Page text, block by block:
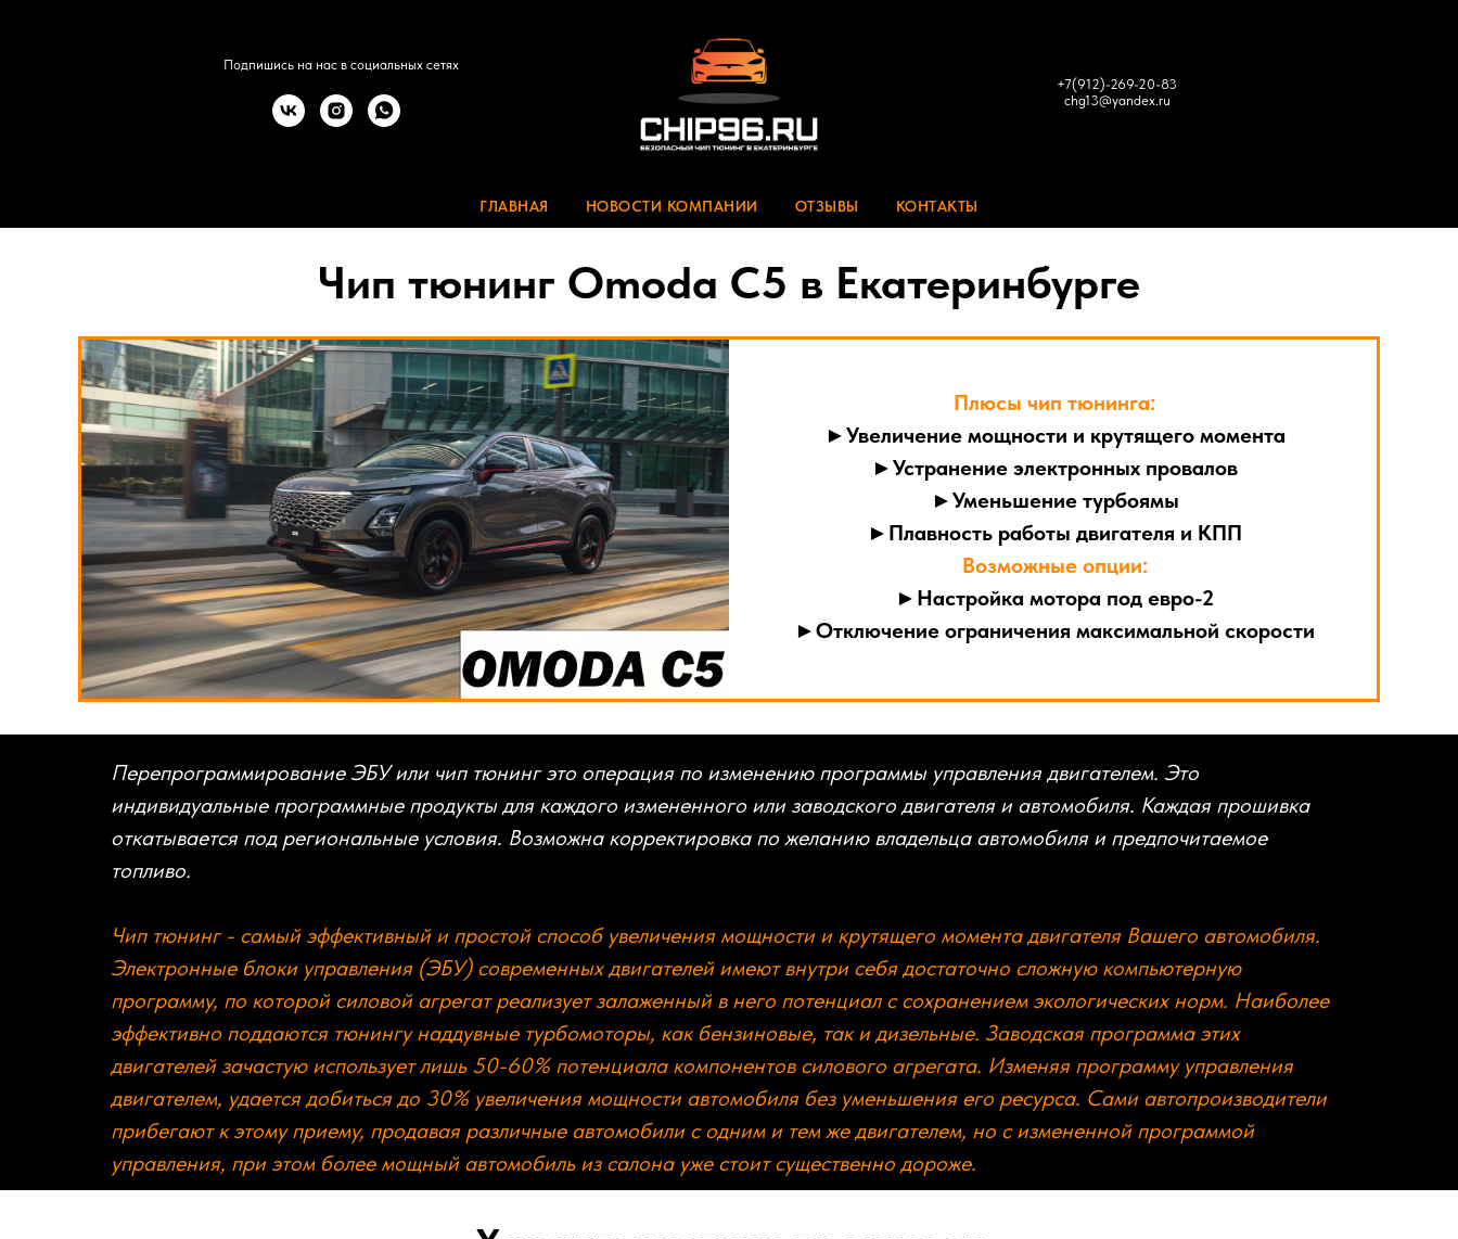
Подпишись на нас в социальных сетях
+7(912)-269-20-83
chg13@yandex.ru
ГЛАВНАЯ НОВОСТИ КОМПАНИИ ОТЗЫВЫ КОНТАКТЫ
Чип тюнинг Omoda C5 в Екатеринбурге
Плюсы чип тюнинга:
►Увеличение мощности и крутящего момента
►Устранение электронных провалов
►Уменьшение турбоямы
►Плавность работы двигателя и КПП
Возможные опции:
►Настройка мотора под евро-2
►Отключение ограничения максимальной скорости
Перепрограммирование ЭБУ или чип тюнинг это операция по изменению программы управления двигателем. Это
индивидуальные программные продукты для каждого измененного или заводского двигателя и автомобиля. Каждая прошивка
откатывается под региональные условия. Возможна корректировка по желанию владельца автомобиля и предпочитаемое
топливо.
Чип тюнинг - самый эффективный и простой способ увеличения мощности и крутящего момента двигателя Вашего автомобиля.
Электронные блоки управления (ЭБУ) современных двигателей имеют внутри себя достаточно сложную компьютерную
программу, по которой силовой агрегат реализует залаженный в него потенциал с сохранением экологических норм. Наиболее
эффективно поддаются тюнингу наддувные турбомоторы, как бензиновые, так и дизельные. Заводская программа этих
двигателей зачастую использует лишь 50-60% потенциала компонентов силового агрегата. Изменяя программу управления
двигателем, удается добиться до 30% увеличения мощности автомобиля без уменьшения его ресурса. Сами автопроизводители
прибегают к этому приему, продавая различные автомобили с одним и тем же двигателем, но с измененной программой
управления, при этом более мощный автомобиль из салона уже стоит существенно дороже.